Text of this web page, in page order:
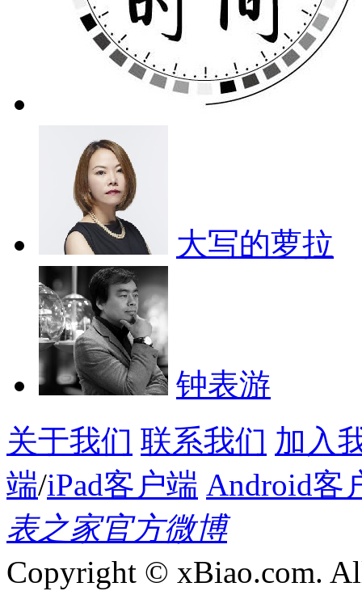
大写的萝拉
钟表游
关于我们 联系我们 加入
端/iPad客户端 Android客
表之家官方微博
Copyright © xBiao.com.